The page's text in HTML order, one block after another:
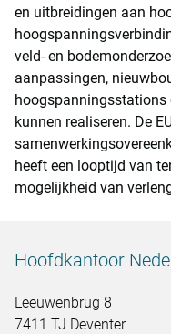
en uitbreidingen aan
veld- en
aanpassingen,
kunnen realiseren. De
heeft een looptijd van
mogelijkheid van
Hoofdkantoor
Leeuwenbrug 8
7411 TJ Deventer